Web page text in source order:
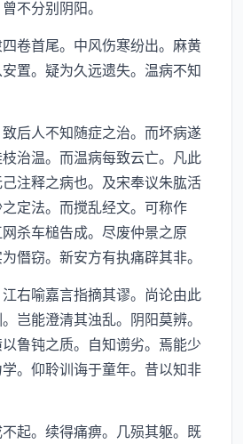
不分别阴阳。
首尾。中风伤寒纷出。麻黄
置。疑为久远遗失。温病不知
人不知随症之治。而坏病遂
治温。而温病每致云亡。凡此
注释之病也。及宋奉议朱肱活
定法。而搅乱经文。可称作
杀车槌告成。尽废仲景之原
僭窃。新安方有执痛辟其非。
喻嘉言指摘其谬。尚论由此
岂能澄清其浊乱。阴阳莫辨。
鲁钝之质。自知谫劣。焉能少
。仰聆训诲于童年。昔以知非
。续得痛痹。几殒其躯。既